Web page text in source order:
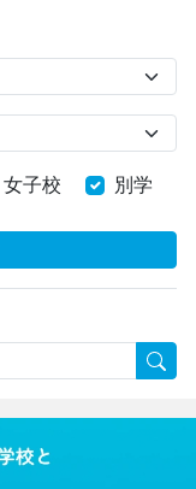
女子校 別学